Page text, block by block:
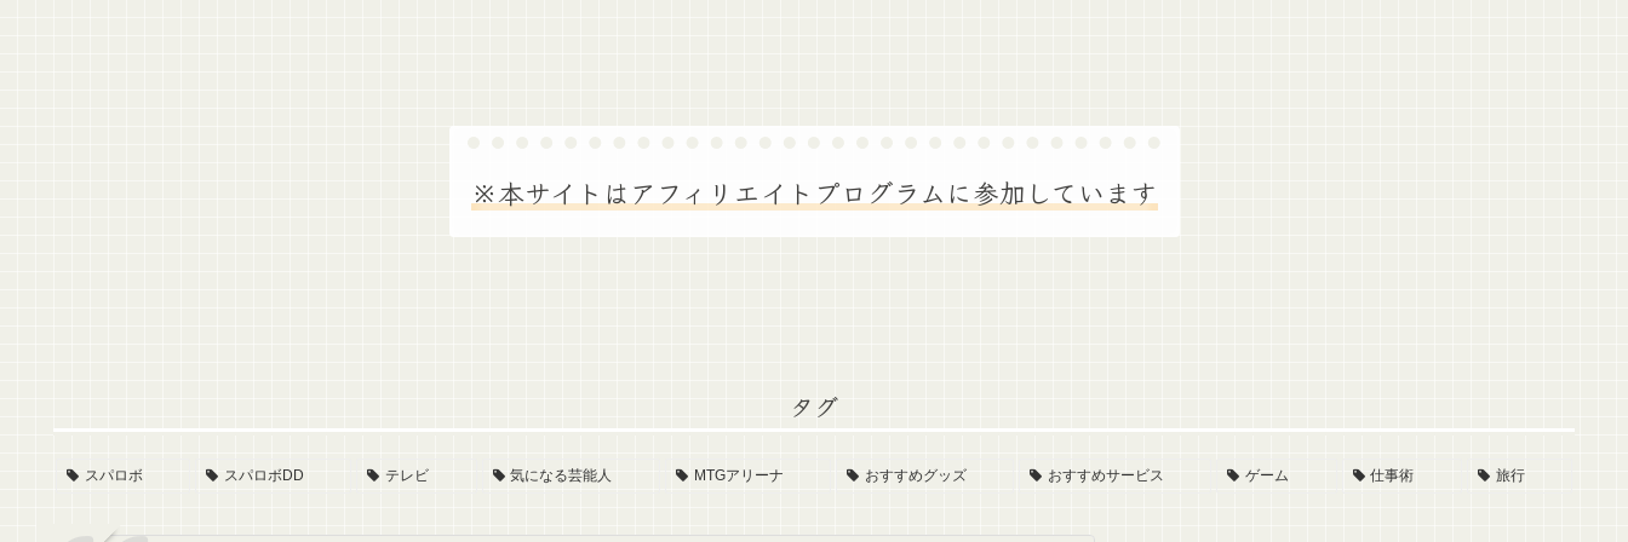
※本サイトはアフィリエイトプログラムに参加しています
タグ
スパロボ スパロボDD テレビ 気になる芸能人 MTGアリーナ おすすめグッズ おすすめサービス ゲーム 仕事術 旅行